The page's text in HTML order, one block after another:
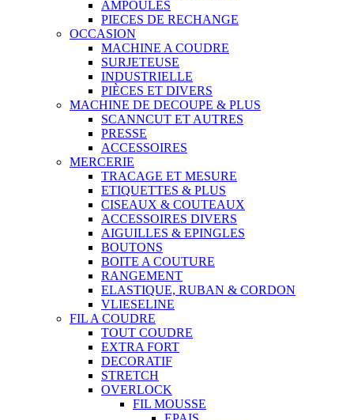
AMPOULES
PIECES DE RECHANGE
OCCASION
MACHINE A COUDRE
SURJETEUSE
INDUSTRIELLE
PIÈCES ET DIVERS
MACHINE DE DECOUPE & PLUS
SCANNCUT ET AUTRES
PRESSE
ACCESSOIRES
MERCERIE
TRACAGE ET MESURE
ETIQUETTES & PLUS
CISEAUX & COUTEAUX
ACCESSOIRES DIVERS
AIGUILLES & EPINGLES
BOUTONS
BOITE A COUTURE
RANGEMENT
ELASTIQUE, RUBAN & CORDON
VLIESELINE
FIL A COUDRE
TOUT COUDRE
EXTRA FORT
DECORATIF
STRETCH
OVERLOCK
FIL MOUSSE